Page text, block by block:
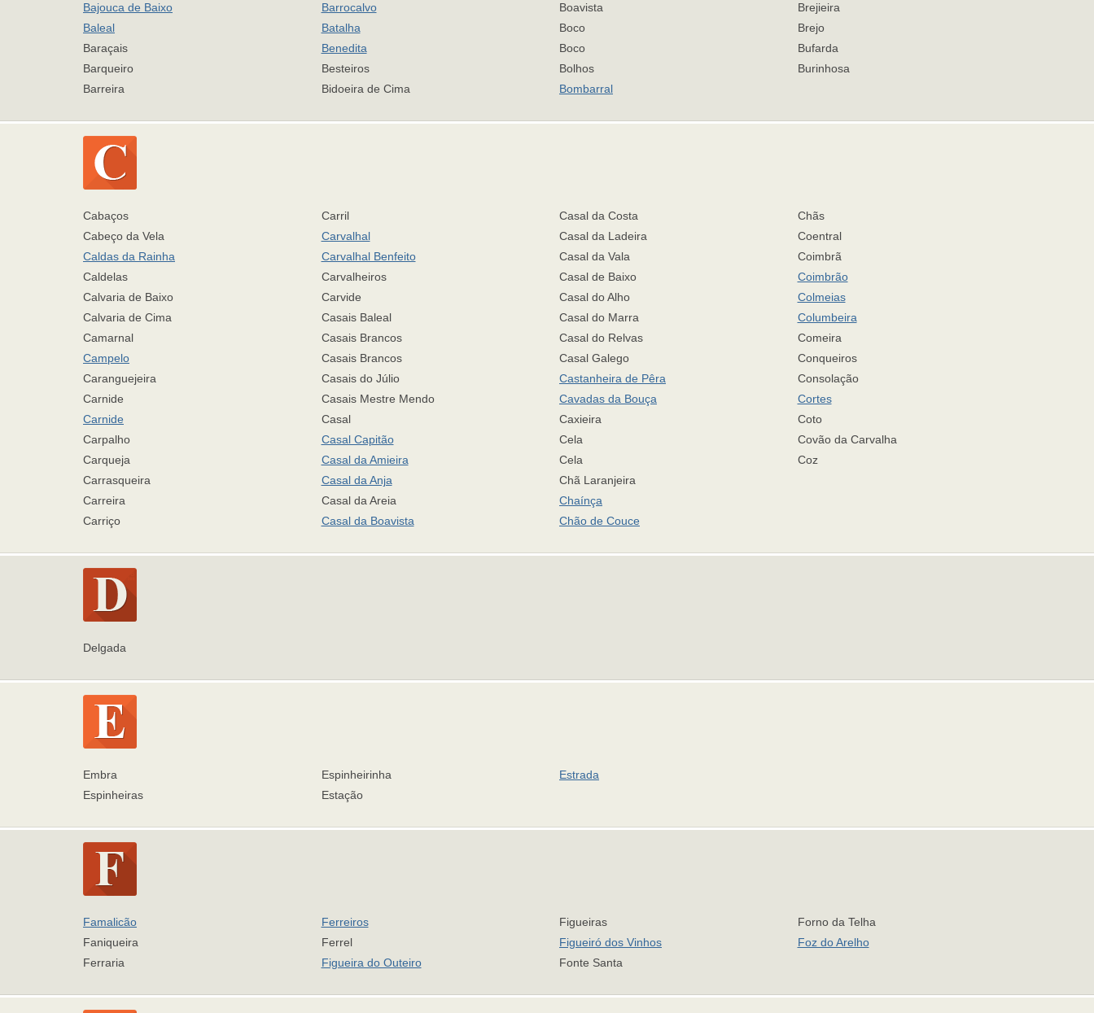
Bajouca de Baixo
Baleal
Baraçais
Barqueiro
Barreira
Barrocalvo
Batalha
Benedita
Besteiros
Bidoeira de Cima
Boavista
Boco
Boco
Bolhos
Bombarral
Brejieira
Brejo
Bufarda
Burinhosa
Cabaços
Cabeço da Vela
Caldas da Rainha
Caldelas
Calvaria de Baixo
Calvaria de Cima
Camarnal
Campelo
Caranguejeira
Carnide
Carnide
Carpalho
Carqueja
Carrasqueira
Carreira
Carriço
Carril
Carvalhal
Carvalhal Benfeito
Carvalheiros
Carvide
Casais Baleal
Casais Brancos
Casais Brancos
Casais do Júlio
Casais Mestre Mendo
Casal
Casal Capitão
Casal da Amieira
Casal da Anja
Casal da Areia
Casal da Boavista
Casal da Costa
Casal da Ladeira
Casal da Vala
Casal de Baixo
Casal do Alho
Casal do Marra
Casal do Relvas
Casal Galego
Castanheira de Pêra
Cavadas da Bouça
Caxieira
Cela
Cela
Chã Laranjeira
Chaínça
Chão de Couce
Chãs
Coentral
Coimbrã
Coimbrão
Colmeias
Columbeira
Comeira
Conqueiros
Consolação
Cortes
Coto
Covão da Carvalha
Coz
Delgada
Embra
Espinheiras
Espinheirinha
Estação
Estrada
Famalicão
Faniqueira
Ferraria
Ferreiros
Ferrel
Figueira do Outeiro
Figueiras
Figueiró dos Vinhos
Fonte Santa
Forno da Telha
Foz do Arelho